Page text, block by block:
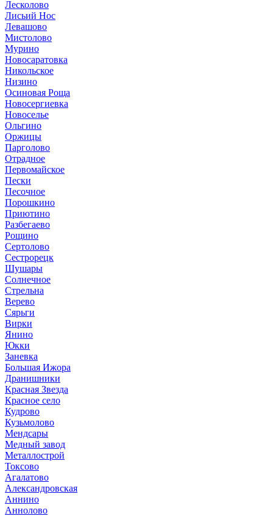
Лесколово
Лисьий Нос
Левашово
Мистолово
Мурино
Новосаратовка
Никольское
Низино
Осиновая Роща
Новосергиевка
Новоселье
Ольгино
Оржицы
Парголово
Отрадное
Первомайское
Пески
Песочное
Порошкино
Приютино
Разбегаево
Рощино
Сертолово
Сестрорецк
Шушары
Солнечное
Стрельна
Верево
Сярьги
Вирки
Янино
Юкки
Заневка
Большая Ижора
Дранишники
Красная Звезда
Красное село
Кудрово
Кузьмолово
Мендсары
Медный завод
Металлострой
Токсово
Агалатово
Александровская
Аннино
Аннолово